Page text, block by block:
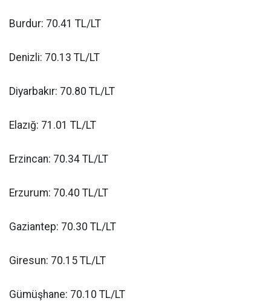
Burdur: 70.41 TL/LT
Denizli: 70.13 TL/LT
Diyarbakır: 70.80 TL/LT
Elazığ: 71.01 TL/LT
Erzincan: 70.34 TL/LT
Erzurum: 70.40 TL/LT
Gaziantep: 70.30 TL/LT
Giresun: 70.15 TL/LT
Gümüşhane: 70.10 TL/LT